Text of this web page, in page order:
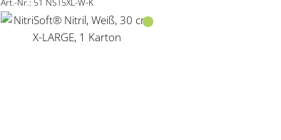
Art.-Nr.: 51 NST5XL-W-K